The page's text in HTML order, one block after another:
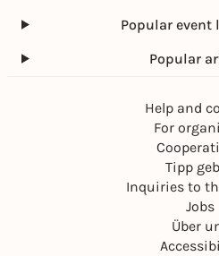
Popular event
Popular
Help and
For
Tipp
Inquiries to
Jobs
Über